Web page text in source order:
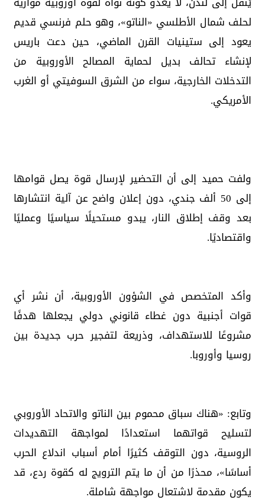
لحلف شمال الأطلسي «الناتو»، وهو حلم فرنسي قديم
يعود إلى ستينيات القرن الماضي، حين دعت باريس
لإنشاء تحالف بديل لحماية المصالح الأوروبية من
التدخلات الخارجية، سواء من الشرق السوفيتي أو الغرب
الأمريكي.
ولفت حميد إلى أن التحضير لإرسال قوة يصل قوامها
إلى 50 ألف جندي، دون إعلان واضح عن آلية انتشارها
بعد وقف إطلاق النار، يبدو مستحيلًا سياسيًا وعمليًا
واقتصاديًا.
وأكد المتخصص في الشؤون الأوروبية، أن نشر أي
قوات أجنبية دون غطاء قانوني دولي يجعلها هدفًا
مشروعًا للاستهداف، وذريعة لتفجير حرب جديدة بين
روسيا وأوروبا.
وتابع: «هناك سباق محموم بين الناتو والاتحاد الأوروبي
لتسليح قواتهما استعدادًا لمواجهة التهديدات
الروسية، دون التوقف كثيرًا أمام أسباب اندلاع الحرب
أساسًا»، محذرًا من أن ما يتم الترويج له كقوة ردع، قد
يكون مقدمة لاشتعال مواجهة شاملة.